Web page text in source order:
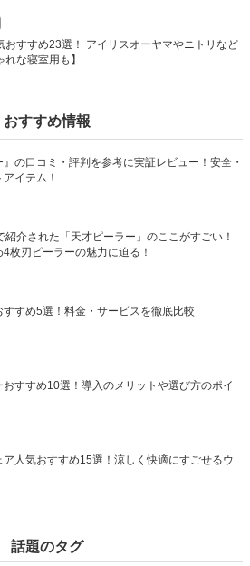
おすすめ23選！ アイリスオーヤマやニトリなど
れな寝室用も】
おすすめ情報
』の口コミ・評判を参考に実証レビュー！安全・
イテム！
紹介された「天才ピーラー」のここがすごい！
枚刃ピーラーの魅力に迫る！
すめ5選！料金・サービスを徹底比較
すすめ10選！導入のメリットや選び方のポイ
人気おすすめ15選！涼しく快適にすごせるウ
話題のタグ